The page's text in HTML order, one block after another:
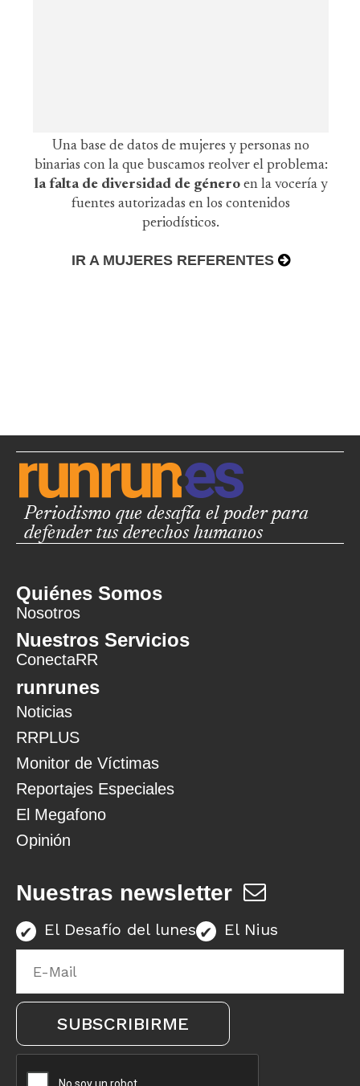
Una base de datos de mujeres y personas no
binarias con la que buscamos reolver el problema:
la falta de diversidad de género en la vocería y
fuentes autorizadas en los contenidos
periodísticos.
IR A MUJERES REFERENTES
Periodismo que desafía el poder para
defender tus derechos humanos
Quiénes Somos
Nosotros
Nuestros Servicios
ConectaRR
runrunes
Noticias
RRPLUS
Monitor de Víctimas
Reportajes Especiales
El Megafono
Opinión
Nuestras newsletter
El Desafío del lunes El Nius